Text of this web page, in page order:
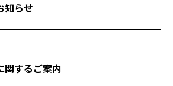
知らせ
関するご案内